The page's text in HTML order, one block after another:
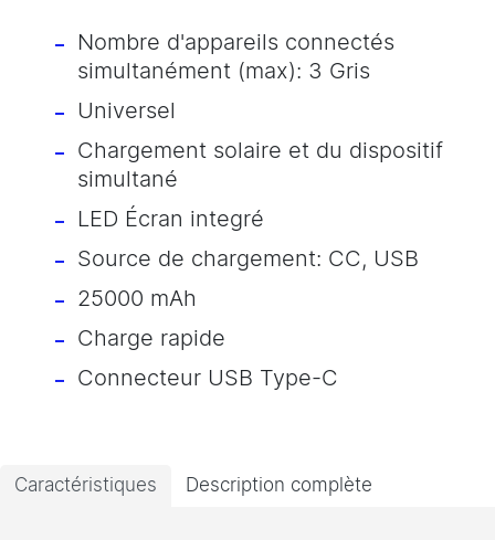
Nombre d'appareils connectés
simultanément (max): 3 Gris
Universel
Chargement solaire et du dispositif
simultané
LED Écran integré
Source de chargement: CC, USB
25000 mAh
Charge rapide
Connecteur USB Type-C
Caractéristiques Description complète